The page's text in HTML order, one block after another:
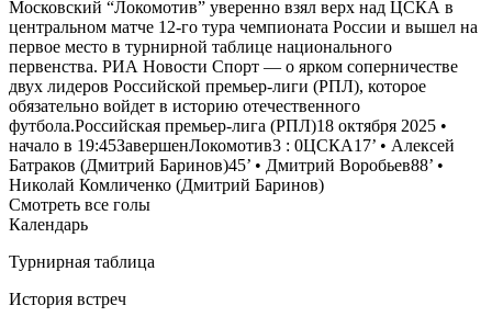
Московский “Локомотив” уверенно взял верх над ЦСКА в
центральном матче 12-го тура чемпионата России и вышел на
первое место в турнирной таблице национального
первенства. РИА Новости Спорт — о ярком соперничестве
двух лидеров Российской премьер-лиги (РПЛ), которое
обязательно войдет в историю отечественного
футбола.Российская премьер-лига (РПЛ)18 октября 2025 •
начало в 19:45ЗавершенЛокомотив3 : 0ЦСКА17‎’‎ • Алексей
Батраков (Дмитрий Баринов)45‎’‎ • Дмитрий Воробьев88‎’‎ •
Николай Комличенко (Дмитрий Баринов)
Смотреть все голы
Календарь
Турнирная таблица
История встреч